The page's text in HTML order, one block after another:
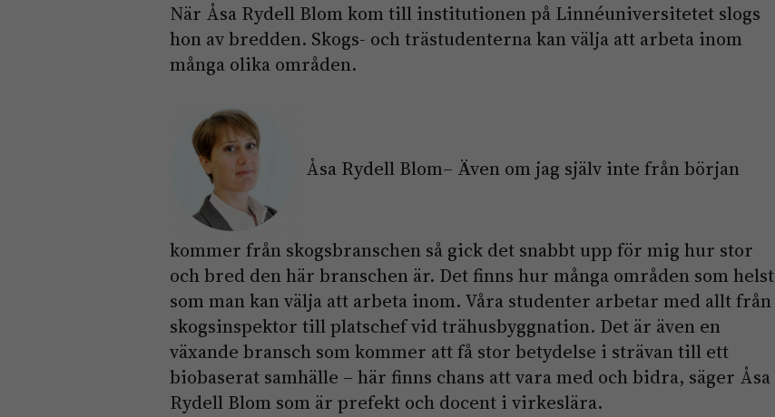
När Åsa Rydell Blom kom till institutionen på Linnéuniversitetet slogs
hon av bredden. Skogs- och trästudenterna kan välja att arbeta inom
många olika områden.
Åsa Rydell Blom– Även om jag själv inte från början
kommer från skogsbranschen så gick det snabbt upp för mig hur stor
och bred den här branschen är. Det finns hur många områden som helst
som man kan välja att arbeta inom. Våra studenter arbetar med allt från
skogsinspektor till platschef vid trähusbyggnation. Det är även en
växande bransch som kommer att få stor betydelse i strävan till ett
biobaserat samhälle – här finns chans att vara med och bidra, säger Åsa
Rydell Blom som är prefekt och docent i virkeslära.